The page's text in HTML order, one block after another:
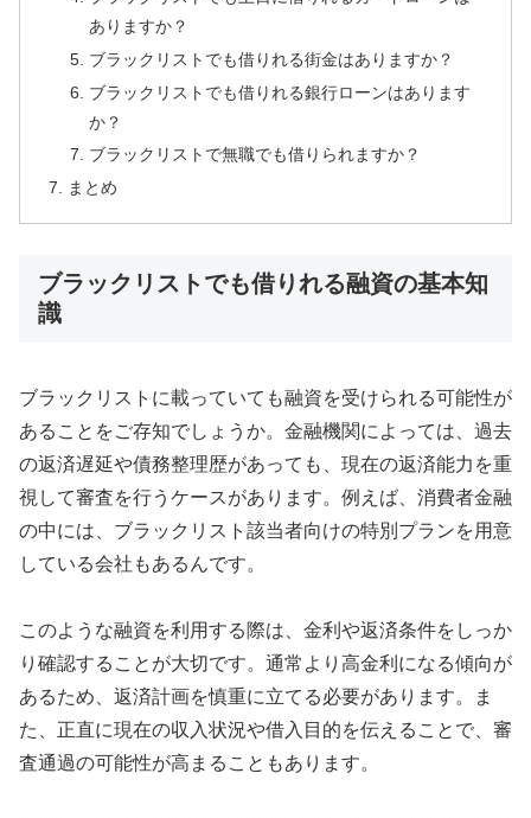
ありますか？
ブラックリストでも借りれる街金はありますか？
ブラックリストでも借りれる銀行ローンはあります
か？
ブラックリストで無職でも借りられますか？
まとめ
ブラックリストでも借りれる融資の基本知
識
ブラックリストに載っていても融資を受けられる可能性が
あることをご存知でしょうか。金融機関によっては、過去
の返済遅延や債務整理歴があっても、現在の返済能力を重
視して審査を行うケースがあります。例えば、消費者金融
の中には、ブラックリスト該当者向けの特別プランを用意
している会社もあるんです。
このような融資を利用する際は、金利や返済条件をしっか
り確認することが大切です。通常より高金利になる傾向が
あるため、返済計画を慎重に立てる必要があります。ま
た、正直に現在の収入状況や借入目的を伝えることで、審
査通過の可能性が高まることもあります。